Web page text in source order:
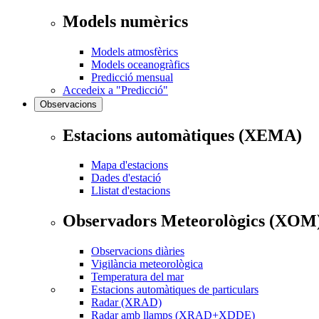
Models numèrics
Models atmosfèrics
Models oceanogràfics
Predicció mensual
Accedeix a "Predicció"
Observacions
Estacions automàtiques (XEMA)
Mapa d'estacions
Dades d'estació
Llistat d'estacions
Observadors Meteorològics
Observacions diàries
Vigilància meteorològica
Temperatura del mar
Estacions automàtiques de particulars
Radar (XRAD)
Radar amb llamps (XRAD+XDDE)